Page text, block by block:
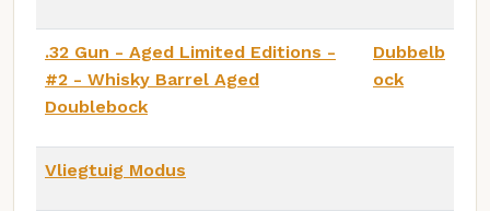
.32 Gun - Aged Limited Editions -
#2 - Whisky Barrel Aged
Doublebock
Dubbelb
ock
Vliegtuig Modus